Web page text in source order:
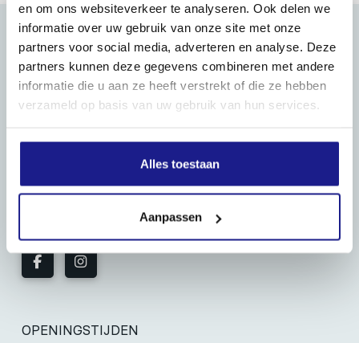
en om ons websiteverkeer te analyseren. Ook delen we
informatie over uw gebruik van onze site met onze
partners voor social media, adverteren en analyse. Deze
partners kunnen deze gegevens combineren met andere
informatie die u aan ze heeft verstrekt of die ze hebben
verzameld op basis van uw gebruik van hun services.
Alles toestaan
Aanpassen
MECHANISATIE FRANEKER
Kiehoek 26
8801 RD Franeker
info@mechanisatiefraneker.nl
06-83139573
OPENINGSTIJDEN